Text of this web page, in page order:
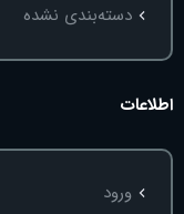
دسته‌بندی نشده
اطلاعات
ورود